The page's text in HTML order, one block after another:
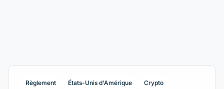
Règlement États-Unis d'Amérique Crypto